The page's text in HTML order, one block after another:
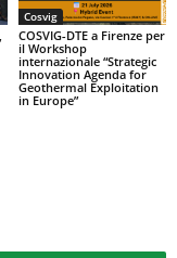
Cosvig
COSVIG-DTE a Firenze per
il Workshop
internazionale “Strategic
Innovation Agenda for
Geothermal Exploitation
in Europe”